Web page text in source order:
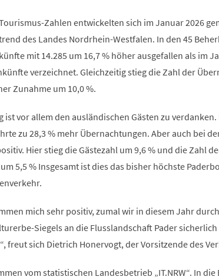
Zahlen entwickelten sich im Januar 2026
des Landes Nordrhein-Westfalen. In den 45
mit 14.285 um 16,7 % höher ausgefallen als im
verzeichnet. Gleichzeitig stieg die Zahl der
Zunahme um 10,0 %.
ist vor allem den ausländischen Gästen zu
zu 28,3 % mehr Übernachtungen. Aber auch bei
Hier stieg die Gästezahl um 9,6 % und die Zahl
5,5 % Insgesamt ist dies das bisher höchste
mich sehr positiv, zumal wir in diesem Jahr
Siegels an die Flusslandschaft Pader
freut sich Dietrich Honervogt, der Vorsitzende des
vom statistischen Landesbetrieb „IT.NRW“. In